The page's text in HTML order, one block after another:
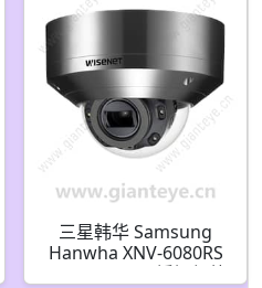
三星韩华 Samsung
Hanwha XNV-6080RS
2MP H.265 不锈钢红外